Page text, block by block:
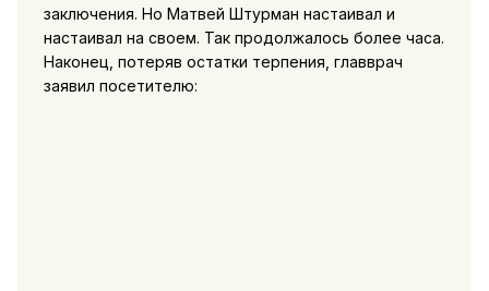
заключения. Но Матвей Штурман настаивал и
настаивал на своем. Так продолжалось более часа.
Наконец, потеряв остатки терпения, главврач
заявил посетителю: